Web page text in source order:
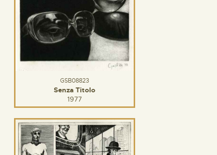
GSB08823
Senza Titolo
1977